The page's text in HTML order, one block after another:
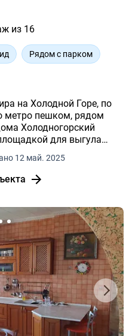
из 16
Рядом с парком
на Холодной Горе, по
метро пешком, рядом
Холодногорский
для выгула
кафе и магазинами -
сделан в 21 году.
12 май. 2025